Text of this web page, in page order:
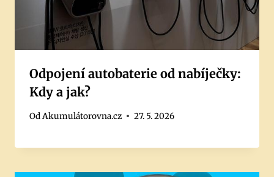
Odpojení autobaterie od nabíječky:
Kdy a jak?
OdAkumulátorovna.cz 27. 5. 2026